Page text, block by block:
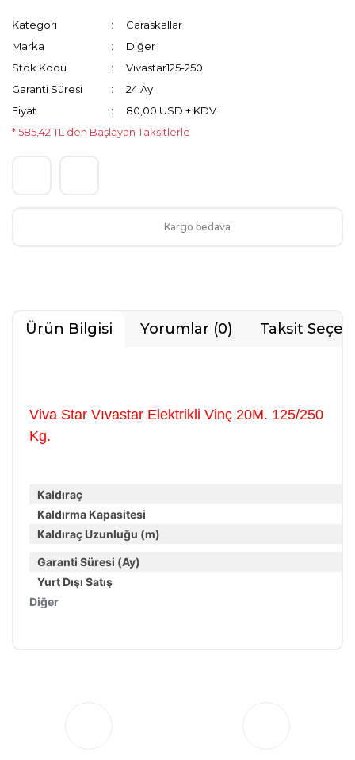
Kategori
Caraskallar
Marka
Diğer
Stok Kodu
Vıvastar125-250
Garanti Süresi
24 Ay
Fiyat
80,00 USD + KDV
* 585,42 TL den Başlayan Taksitlerle
Kargo bedava
Ürün Bilgisi Yorumlar (0) Taksit
Viva Star Vıvastar Elektrikli Vinç 20M. 125/250
Kg.
Kaldıraç
Kaldırma Kapasitesi
Kaldıraç Uzunluğu (m)
Diğer
Garanti Süresi (Ay)
Yurt Dışı Satış